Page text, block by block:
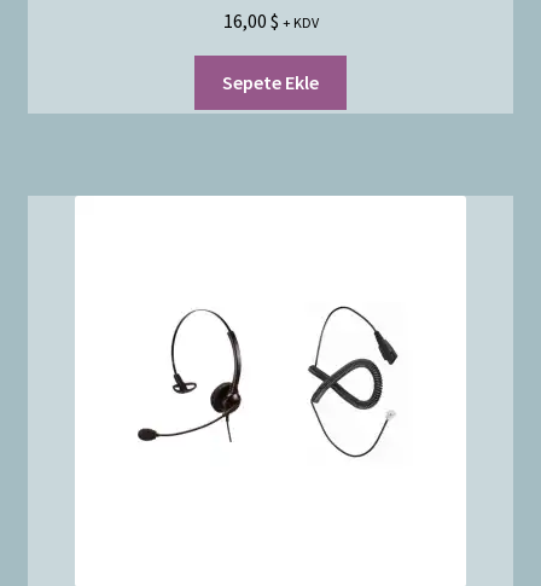
16,00 $ + KDV
Sepete Ekle